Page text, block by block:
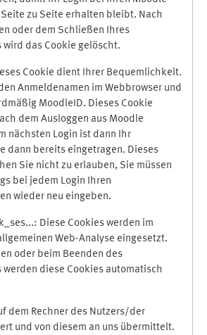
zu Seite erhalten bleibt. Nach
oder dem Schließen Ihres
wird das Cookie gelöscht.
Cookie dient Ihrer Bequemlichkeit.
Anmeldenamen im Webbrowser und
MoodleID. Dieses Cookie
dem Ausloggen aus Moodle
nächsten Login ist dann Ihr
dann bereits eingetragen. Dieses
Sie nicht zu erlauben, Sie müssen
bei jedem Login Ihren
wieder neu eingeben.
Diese Cookies werden im
Web-Analyse eingesetzt.
oder beim Beenden des
werden diese Cookies automatisch
dem Rechner des Nutzers/der
und von diesem an uns übermittelt.